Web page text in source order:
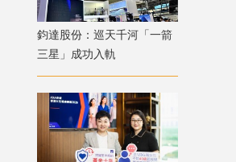
鈞達股份：巡天千河「一箭
三星」成功入軌